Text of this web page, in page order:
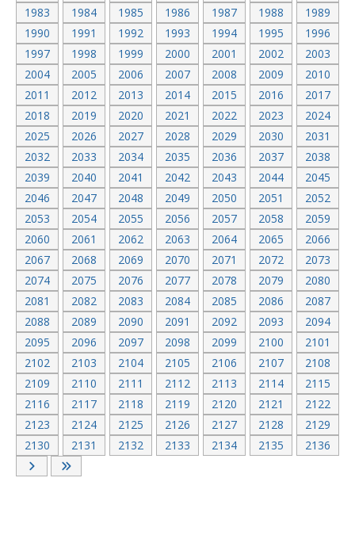
1983
1984 1985 1986 1987 1988
1989
1990
1991 1992 1993 1994 1995
1996
1997
1998 1999 2000 2001 2002
2003
2004
2005 2006 2007 2008 2009
2010
2011
2012 2013 2014 2015 2016
2017
2018
2019 2020 2021 2022 2023
2024
2025
2026 2027 2028 2029 2030
2031
2032
2033 2034 2035 2036 2037
2038
2039
2040 2041 2042 2043 2044
2045
2046
2047 2048 2049 2050 2051
2052
2053
2054 2055 2056 2057 2058
2059
2060
2061 2062 2063 2064 2065
2066
2067
2068 2069 2070 2071 2072
2073
2074
2075 2076 2077 2078 2079
2080
2081
2082 2083 2084 2085 2086
2087
2088
2089 2090 2091 2092 2093
2094
2095
2096 2097 2098 2099 2100
2101
2102
2103 2104 2105 2106 2107
2108
2109
2110 2111 2112 2113 2114
2115
2116
2117 2118 2119 2120 2121
2122
2123
2124 2125 2126 2127 2128
2129
2130
2131 2132 2133 2134 2135 2136